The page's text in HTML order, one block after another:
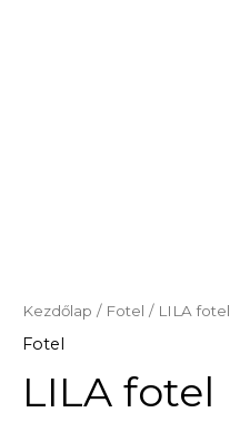
Kezdőlap / Fotel / LILA fotel
Fotel
LILA fotel